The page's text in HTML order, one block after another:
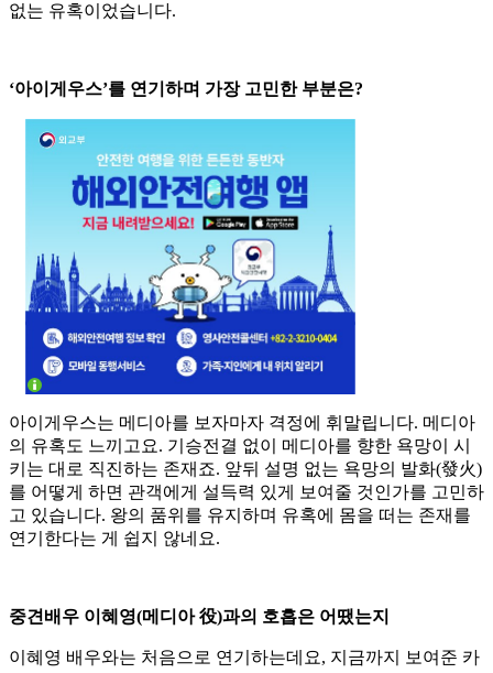
없는 유혹이었습니다.
‘아이게우스’를 연기하며 가장 고민한 부분은?
아이게우스는 메디아를 보자마자 격정에 휘말립니다. 메디아
의 유혹도 느끼고요. 기승전결 없이 메디아를 향한 욕망이 시
키는 대로 직진하는 존재죠. 앞뒤 설명 없는 욕망의 발화(發火)
를 어떻게 하면 관객에게 설득력 있게 보여줄 것인가를 고민하
고 있습니다. 왕의 품위를 유지하며 유혹에 몸을 떠는 존재를
연기한다는 게 쉽지 않네요.
중견배우 이혜영(메디아 役)과의 호흡은 어땠는지
이혜영 배우와는 처음으로 연기하는데요, 지금까지 보여준 카